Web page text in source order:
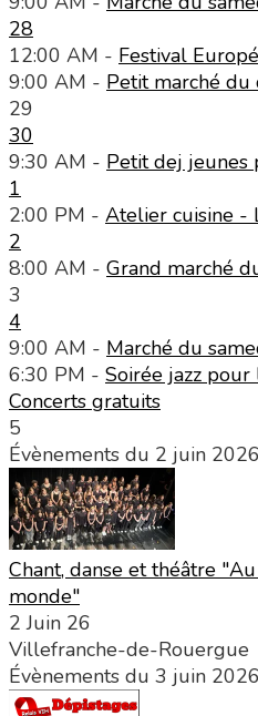
28
12:00 AM - Festival
9:00 AM - Petit marché du
29
30
9:30 AM - Petit dej jeunes
1
2:00 PM - Atelier cuisine -
2
8:00 AM - Grand marché
3
4
9:00 AM - Marché du
6:30 PM - Soirée jazz
Concerts gratuits
5
Évènements du 2 juin 2026
Chant, danse et théâtre
monde"
2 Juin 26
Villefranche-de-Rouergue
Évènements du 3 juin 2026